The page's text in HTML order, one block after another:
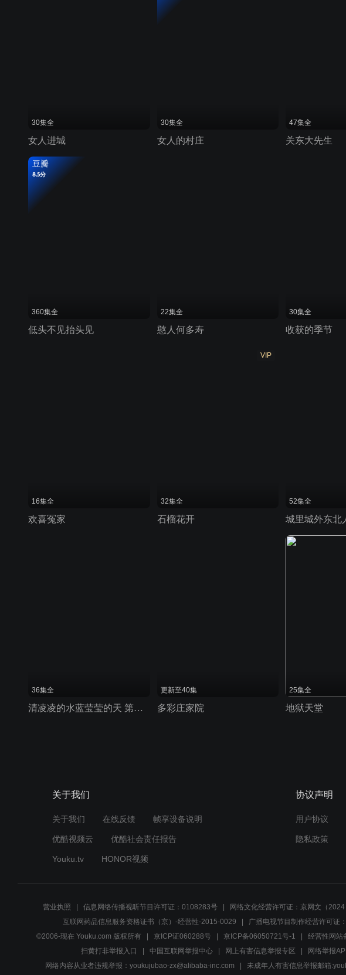
30集全
女人进城
30集全
女人的村庄
47集全
关东大先生
豆瓣
8.5分
360集全
低头不见抬头见
22集全
憨人何多寿
30集全
收获的季节
16集全
欢喜冤家
VIP
32集全
石榴花开
52集全
城里城外东北
36集全
清凌凌的水蓝莹莹的天 第二部
更新至40集
多彩庄家院
25集全
地狱天堂
关于我们
关于我们 在线反馈 帧享设备说明
优酷视频云 优酷社会责任报告
Youku.tv HONOR视频
协议声明
用户协议
隐私政策
营业执照 信息网络传播视听节目许可证：0108283号 网络文化经营许可证：京网文（
互联网药品信息服务资格证书（京）-经营性-2015-0029
广播电视节目制作经营许可证
©2006-现在 Youku.com 版权所有
京ICP证060288号 京ICP备06050721号-1 经营性网站
扫黄打非举报入口
中国互联网举报中心 网上有害信息举报专区 网络举报
网络内容从业者违规举报：youkujubao-zx@alibaba-inc.com
未成年人有害信息举报邮箱